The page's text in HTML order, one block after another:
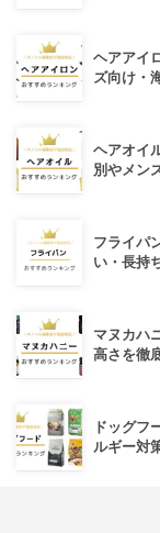
ヘアアイ
ズ向け・
ヘアオイ
別やメン
フライパ
い・長持
マヌカハ
高さを徹
ドッグフ
ルギー対